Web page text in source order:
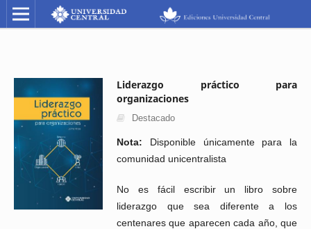
Liderazgo práctico para
organizaciones
Destacado
Nota: Disponible únicamente para la
comunidad unicentralista
No es fácil escribir un libro sobre
liderazgo que sea diferente a los
centenares que aparecen cada año, que